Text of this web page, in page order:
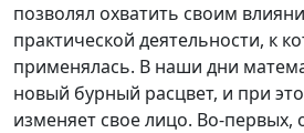
позволял охватить своим
практической деятельности, к
применялась. В наши дни
новый бурный расцвет, и при
изменяет свое лицо. Во-первых,